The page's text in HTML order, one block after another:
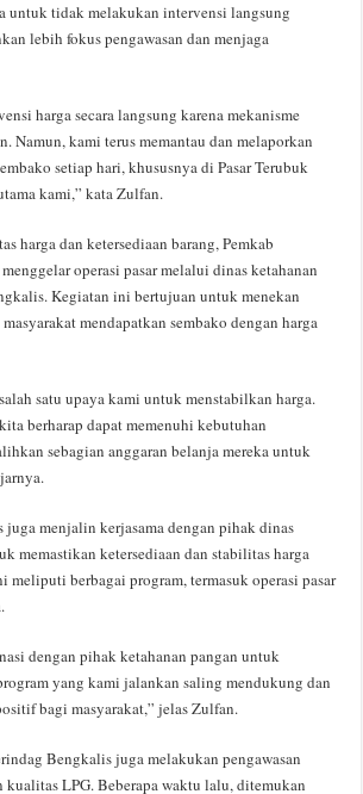
untuk tidak melakukan intervensi langsung
lebih fokus pengawasan dan menjaga
harga secara langsung karena mekanisme
Namun, kami terus memantau dan melaporkan
setiap hari, khususnya di Pasar Terubuk
kami,” kata Zulfan.
harga dan ketersediaan barang, Pemkab
operasi pasar melalui dinas ketahanan
Kegiatan ini bertujuan untuk menekan
mendapatkan sembako dengan harga
satu upaya kami untuk menstabilkan harga.
berharap dapat memenuhi kebutuhan
sebagian anggaran belanja mereka untuk
menjalin kerjasama dengan pihak dinas
memastikan ketersediaan dan stabilitas harga
meliputi berbagai program, termasuk operasi pasar
dengan pihak ketahanan pangan untuk
yang kami jalankan saling mendukung dan
bagi masyarakat,” jelas Zulfan.
Bengkalis juga melakukan pengawasan
kualitas LPG. Beberapa waktu lalu, ditemukan